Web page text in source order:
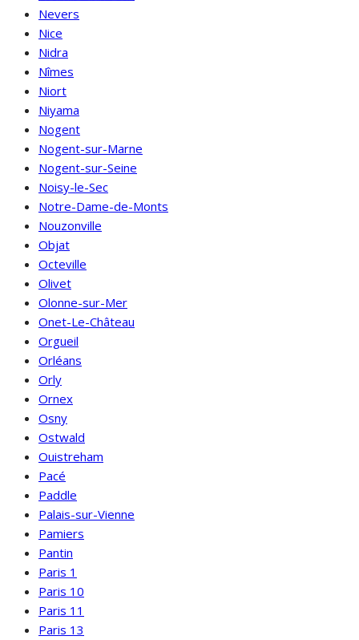
Nevers
Nice
Nidra
Nîmes
Niort
Niyama
Nogent
Nogent-sur-Marne
Nogent-sur-Seine
Noisy-le-Sec
Notre-Dame-de-Monts
Nouzonville
Objat
Octeville
Olivet
Olonne-sur-Mer
Onet-Le-Château
Orgueil
Orléans
Orly
Ornex
Osny
Ostwald
Ouistreham
Pacé
Paddle
Palais-sur-Vienne
Pamiers
Pantin
Paris 1
Paris 10
Paris 11
Paris 13